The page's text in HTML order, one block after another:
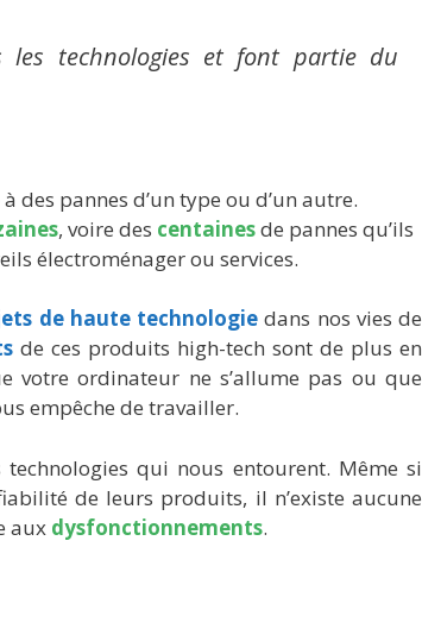
les technologies et font partie du
des pannes d’un type ou d’un autre.
, voire des centainesde pannes qu’ils
électroménager ou services.
de haute technologie dans nos vies de
de ces produits high-tech sont de plus en
votre ordinateur ne s’allume pas ou que
empêche de travailler.
qui nous entourent. Même si
de leurs produits, il n’existe aucune
aux dysfonctionnements.